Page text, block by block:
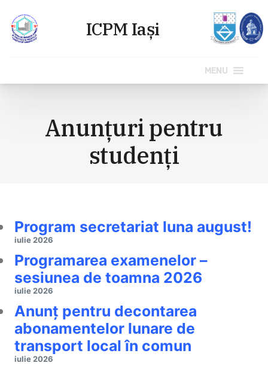
MENU
Anunțuri pentru
studenți
Program secretariat luna august!
iulie 2026
Programarea examenelor –
sesiunea de toamna 2026
iulie 2026
Anunț pentru decontarea
abonamentelor lunare de
transport local în comun
iulie 2026